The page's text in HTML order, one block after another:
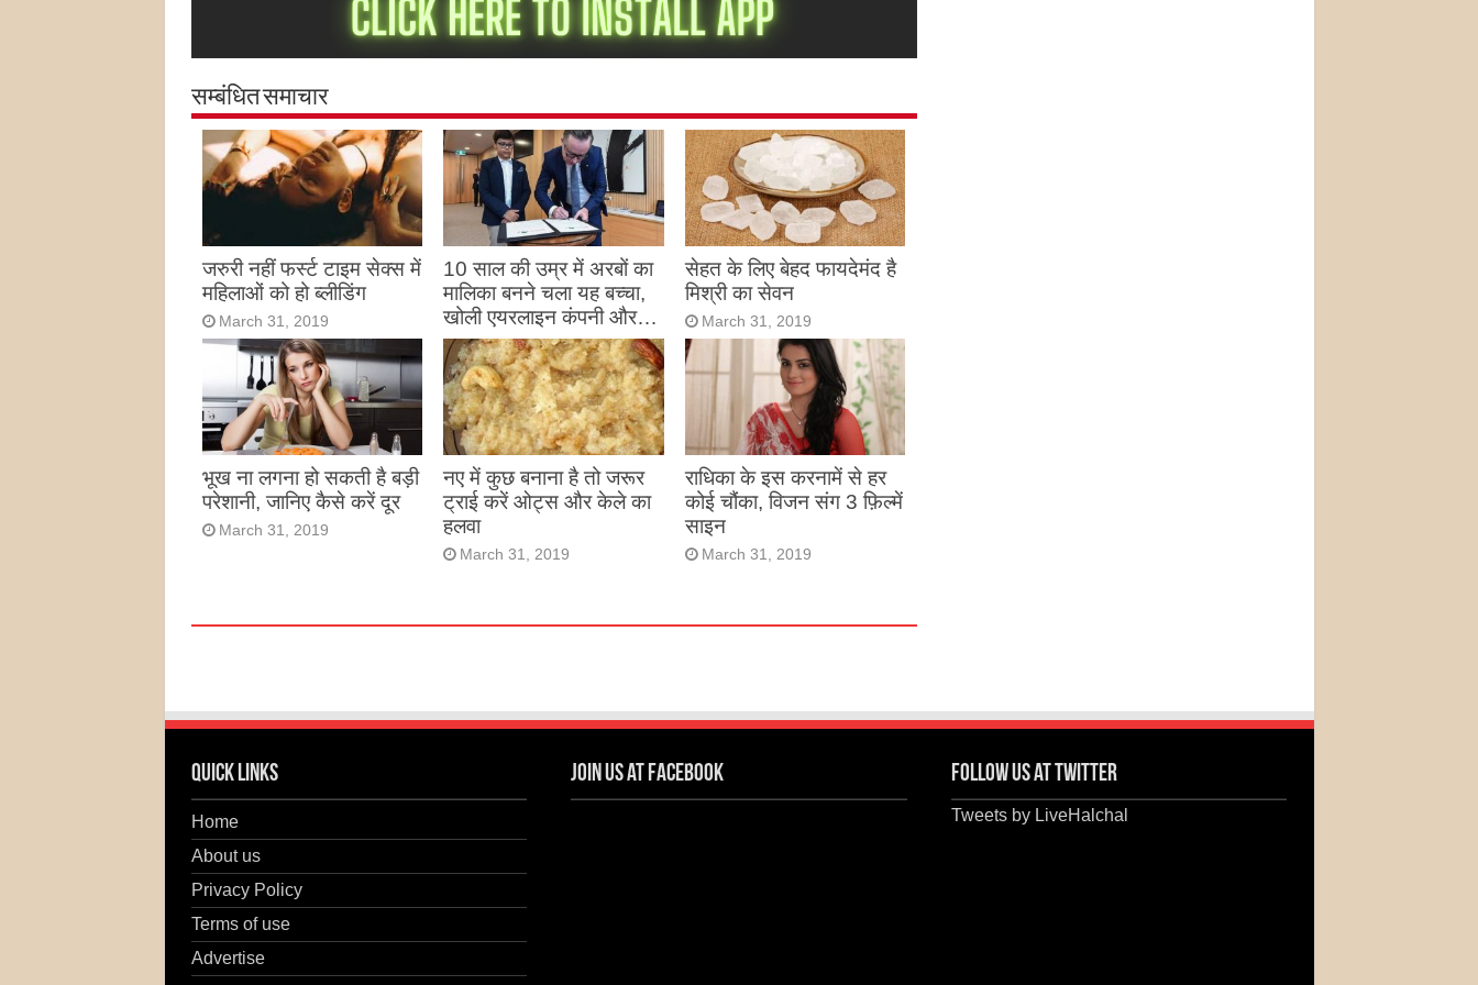
सम्बंधित समाचार
जरुरी नहीं फर्स्ट टाइम सेक्स में
महिलाओं को हो ब्लीडिंग
March 31, 2019
10 साल की उम्र में अरबों का
मालिका बनने चला यह बच्चा,
खोली एयरलाइन कंपनी और…
March 31, 2019
सेहत के लिए बेहद फायदेमंद है
मिश्री का सेवन
March 31, 2019
भूख ना लगना हो सकती है बड़ी
परेशानी, जानिए कैसे करें दूर
March 31, 2019
नए में कुछ बनाना है तो जरूर
ट्राई करें ओट्स और केले का
हलवा
March 31, 2019
राधिका के इस करनामें से हर
कोई चौंका, विजन संग 3 फ़िल्में
साइन
March 31, 2019
Quick Links
Home
About us
Privacy Policy
Terms of use
Advertise
Join us at Facebook Follow us at Twitter
Tweets by LiveHalchal